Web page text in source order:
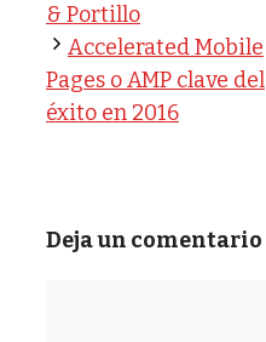
& Portillo
Accelerated Mobile
Pages o AMP clave del
éxito en 2016
Deja un comentario